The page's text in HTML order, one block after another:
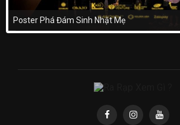
Poster Phá Đám Sinh Nhật Mẹ